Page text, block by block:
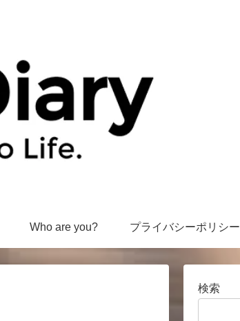
Who are you? プライバシーポリシー
検索